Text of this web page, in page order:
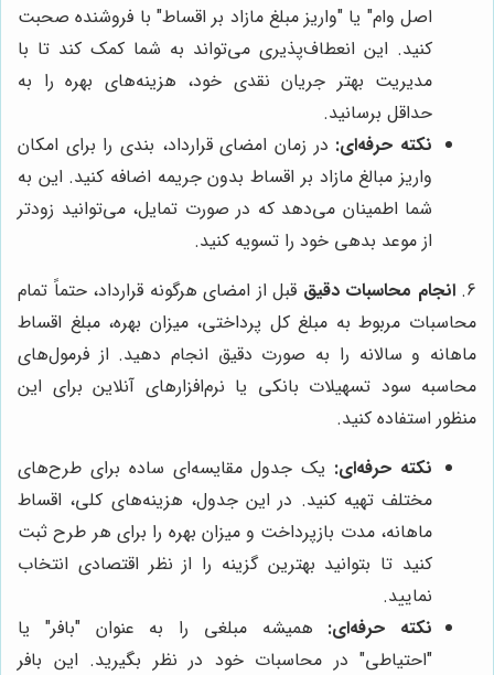
اصل وام" یا "واریز مبلغ مازاد بر اقساط" با فروشنده صحبت
کنید. این انعطاف‌پذیری می‌تواند به شما کمک کند تا با
مدیریت بهتر جریان نقدی خود، هزینه‌های بهره را به
حداقل برسانید.
نکته حرفه‌ای: در زمان امضای قرارداد، بندی را برای امکان
واریز مبالغ مازاد بر اقساط بدون جریمه اضافه کنید. این به
شما اطمینان می‌دهد که در صورت تمایل، می‌توانید زودتر
از موعد بدهی خود را تسویه کنید.
6. انجام محاسبات دقیق قبل از امضای هرگونه قرارداد، حتماً تمام
محاسبات مربوط به مبلغ کل پرداختی، میزان بهره، مبلغ اقساط
ماهانه و سالانه را به صورت دقیق انجام دهید. از فرمول‌های
محاسبه سود تسهیلات بانکی یا نرم‌افزارهای آنلاین برای این
منظور استفاده کنید.
نکته حرفه‌ای: یک جدول مقایسه‌ای ساده برای طرح‌های
مختلف تهیه کنید. در این جدول، هزینه‌های کلی، اقساط
ماهانه، مدت بازپرداخت و میزان بهره را برای هر طرح ثبت
کنید تا بتوانید بهترین گزینه را از نظر اقتصادی انتخاب
نمایید.
نکته حرفه‌ای: همیشه مبلغی را به عنوان "بافر" یا
"احتیاطی" در محاسبات خود در نظر بگیرید. این بافر